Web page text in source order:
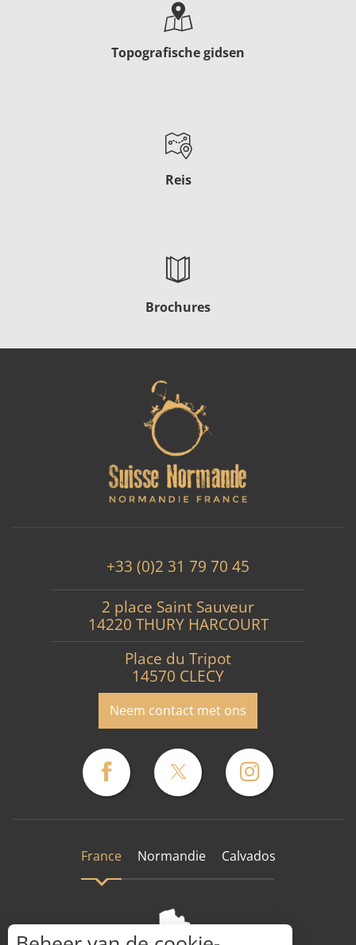
Topografische gidsen
Reis
Brochures
+33 (0)2 31 79 70 45
2 place Saint Sauveur
14220 THURY HARCOURT
Place du Tripot
14570 CLECY
Neem contact met ons
France Normandie Calvados